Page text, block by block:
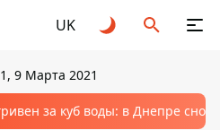
UK
9 Марта 2021
за куб воды: в Днепре